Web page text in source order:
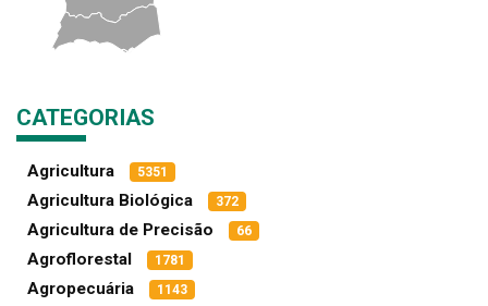
CATEGORIAS
Agricultura 5351
Agricultura Biológica 372
Agricultura de Precisão 66
Agroflorestal 1781
Agropecuária 1143